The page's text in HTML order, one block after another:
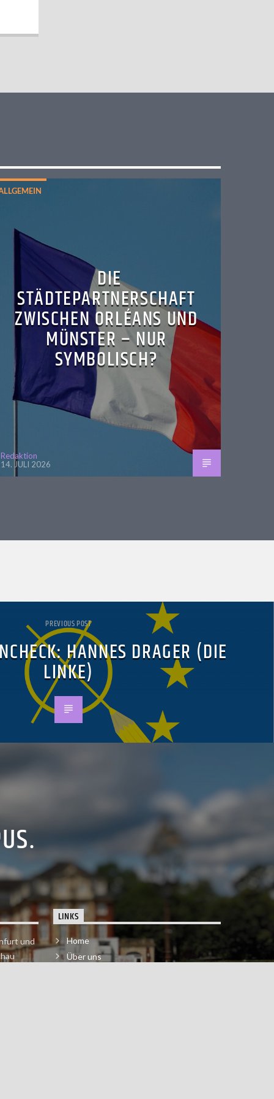
DIE
STÄDTEPARTNERSCHAFT
ZWISCHEN ORLÉANS UND
MÜNSTER – NUR
SYMBOLISCH?
Redaktion
14. JULI 2026
PREVIOUS POST
HANNES DRAGER (DIE
LINKE)
und
LINKS
Home
Über uns